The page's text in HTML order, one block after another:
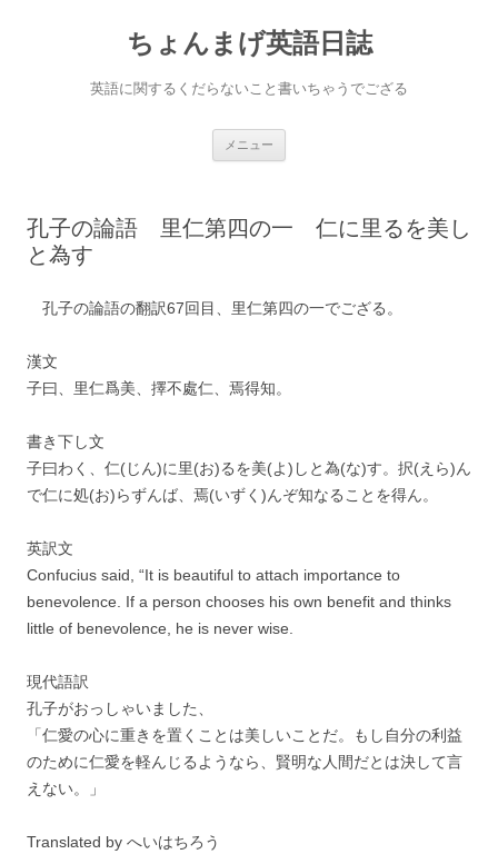
ちょんまげ英語日誌
英語に関するくだらないこと書いちゃうでござる
メニュー
ス
孔子の論語 里仁第四の一 仁に里るを美し
と為す
孔子の論語の翻訳67回目、里仁第四の一でござる。
漢文
子曰、里仁爲美、擇不處仁、焉得知。
書き下し文
子曰わく、仁(じん)に里(お)るを美(よ)しと為(な)す。択(えら)ん
で仁に処(お)らずんば、焉(いずく)んぞ知なることを得ん。
英訳文
Confucius said, “It is beautiful to attach importance to
benevolence. If a person chooses his own benefit and thinks
little of benevolence, he is never wise.
現代語訳
孔子がおっしゃいました、
「仁愛の心に重きを置くことは美しいことだ。もし自分の利益
のために仁愛を軽んじるようなら、賢明な人間だとは決して言
えない。」
Translated by へいはちろう